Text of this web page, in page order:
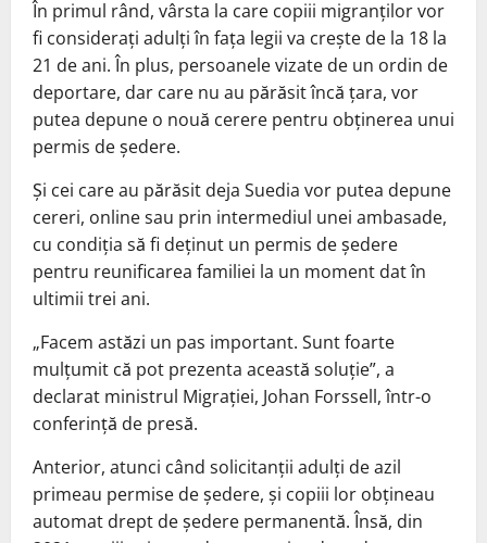
În primul rând, vârsta la care copiii migranților vor
fi considerați adulți în fața legii va crește de la 18 la
21 de ani. În plus, persoanele vizate de un ordin de
deportare, dar care nu au părăsit încă țara, vor
putea depune o nouă cerere pentru obținerea unui
permis de ședere.
Și cei care au părăsit deja Suedia vor putea depune
cereri, online sau prin intermediul unei ambasade,
cu condiția să fi deținut un permis de ședere
pentru reunificarea familiei la un moment dat în
ultimii trei ani.
„Facem astăzi un pas important. Sunt foarte
mulțumit că pot prezenta această soluție”, a
declarat ministrul Migrației, Johan Forssell, într-o
conferință de presă.
Anterior, atunci când solicitanții adulți de azil
primeau permise de ședere, și copiii lor obțineau
automat drept de ședere permanentă. Însă, din